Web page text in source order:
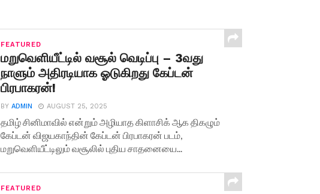
FEATURED
மறுவெளியீட்டில் வசூல் வெடிப்பு – 3வது
நாளும் அதிரடியாக ஓடுகிறது கேப்டன்
பிரபாகரன்!
BYADMIN AUGUST 25, 2025
தமிழ் சினிமாவில் என்றும் அழியாத கிளாசிக் ஆக திகழும்
கேப்டன் விஜயகாந்தின் கேப்டன் பிரபாகரன் படம்,
மறுவெளியீட்டிலும் வசூலில் புதிய சாதனையை...
FEATURED